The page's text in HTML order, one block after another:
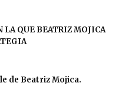
LA QUE BEATRIZ MOJICA
de Beatriz Mojica.